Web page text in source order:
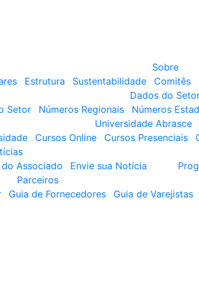
Sobre
Estrutura Sustentabilidade Comitês
Dados do
Setor
Números Regionais Números
Universidade Abrasce
Cursos Online Cursos Presenciais
Associado Envie sua Notícia
Parceiros
Guia de Fornecedores Guia de Varejistas